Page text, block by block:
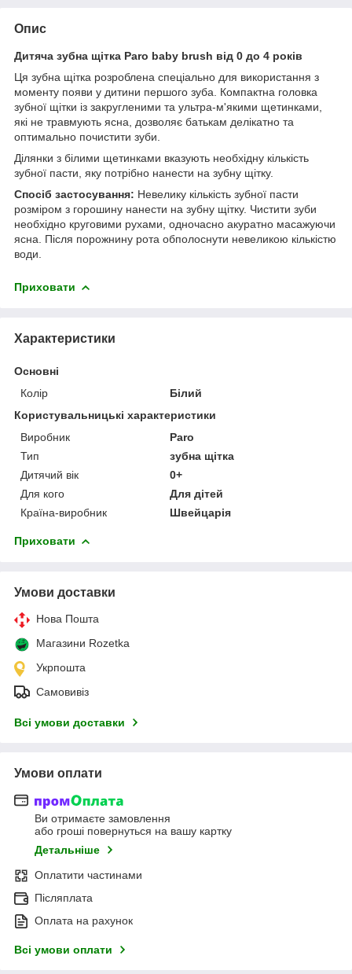
Опис
Дитяча зубна щітка Paro baby brush від 0 до 4 років
Ця зубна щітка розроблена спеціально для використання з
моменту появи у дитини першого зуба. Компактна головка
зубної щітки із закругленими та ультра-м'якими щетинками,
які не травмують ясна, дозволяє батькам делікатно та
оптимально почистити зуби.
Ділянки з білими щетинками вказують необхідну кількість
зубної пасти, яку потрібно нанести на зубну щітку.
Спосіб застосування: Невелику кількість зубної пасти
розміром з горошину нанести на зубну щітку. Чистити зуби
необхідно круговими рухами, одночасно акуратно масажуючи
ясна. Після порожнину рота обполоснути невеликою кількістю
води.
Приховати
Характеристики
Основні
Колір
Білий
Користувальницькі характеристики
Виробник
Paro
Тип
зубна щітка
Дитячий вік
0+
Для кого
Для дітей
Країна-виробник
Швейцарія
Приховати
Умови доставки
Нова Пошта
Магазини Rozetka
Укрпошта
Самовивіз
Всі умови доставки
Умови оплати
Ви отримаєте замовлення
або гроші повернуться на вашу картку
Детальніше
Оплатити частинами
Післяплата
Оплата на рахунок
Всі умови оплати